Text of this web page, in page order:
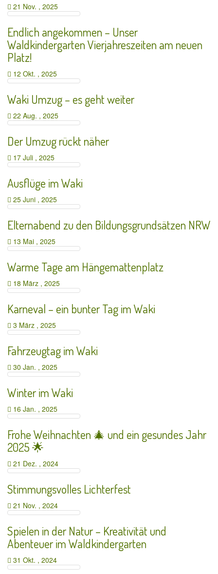
21 Nov. , 2025
Endlich angekommen – Unser
Waldkindergarten Vierjahreszeiten am neuen
Platz!
12 Okt. , 2025
Waki Umzug – es geht weiter
22 Aug. , 2025
Der Umzug rückt näher
17 Juli , 2025
Ausflüge im Waki
25 Juni , 2025
Elternabend zu den Bildungsgrundsätzen NRW
13 Mai , 2025
Warme Tage am Hängemattenplatz
18 März , 2025
Karneval – ein bunter Tag im Waki
3 März , 2025
Fahrzeugtag im Waki
30 Jan. , 2025
Winter im Waki
16 Jan. , 2025
Frohe Weihnachten 🎄 und ein gesundes Jahr
2025 🌟
21 Dez. , 2024
Stimmungsvolles Lichterfest
21 Nov. , 2024
Spielen in der Natur – Kreativität und
Abenteuer im Waldkindergarten
31 Okt. , 2024